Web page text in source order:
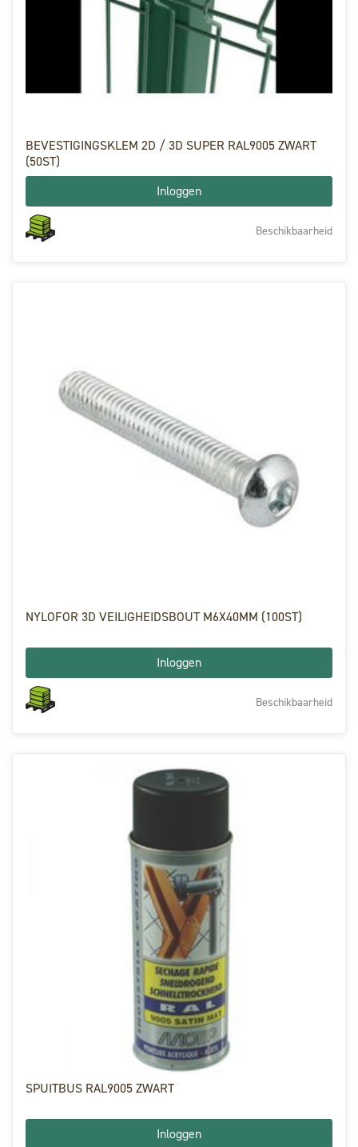
BEVESTIGINGSKLEM 2D / 3D SUPER RAL9005 ZWART
(50ST)
Inloggen
Beschikbaarheid
NYLOFOR 3D VEILIGHEIDSBOUT M6X40MM (100ST)
Inloggen
Beschikbaarheid
SPUITBUS RAL9005 ZWART
Inloggen